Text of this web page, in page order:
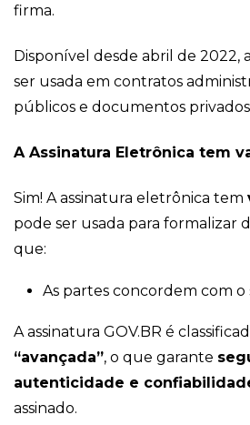
firma.
Disponível desde abril de 2022,
ser usada em contratos
públicos e documentos
A Assinatura Eletrônica tem
Sim! A assinatura eletrônica tem
pode ser usada para formalizar
que:
As partes concordem com o
A assinatura GOV.BR é
“avançada”, o que garante
autenticidade e
assinado.